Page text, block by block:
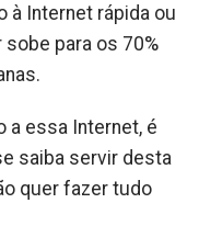
à Internet rápida ou
para os 70%
a essa Internet, é
saiba servir desta
quer fazer tudo